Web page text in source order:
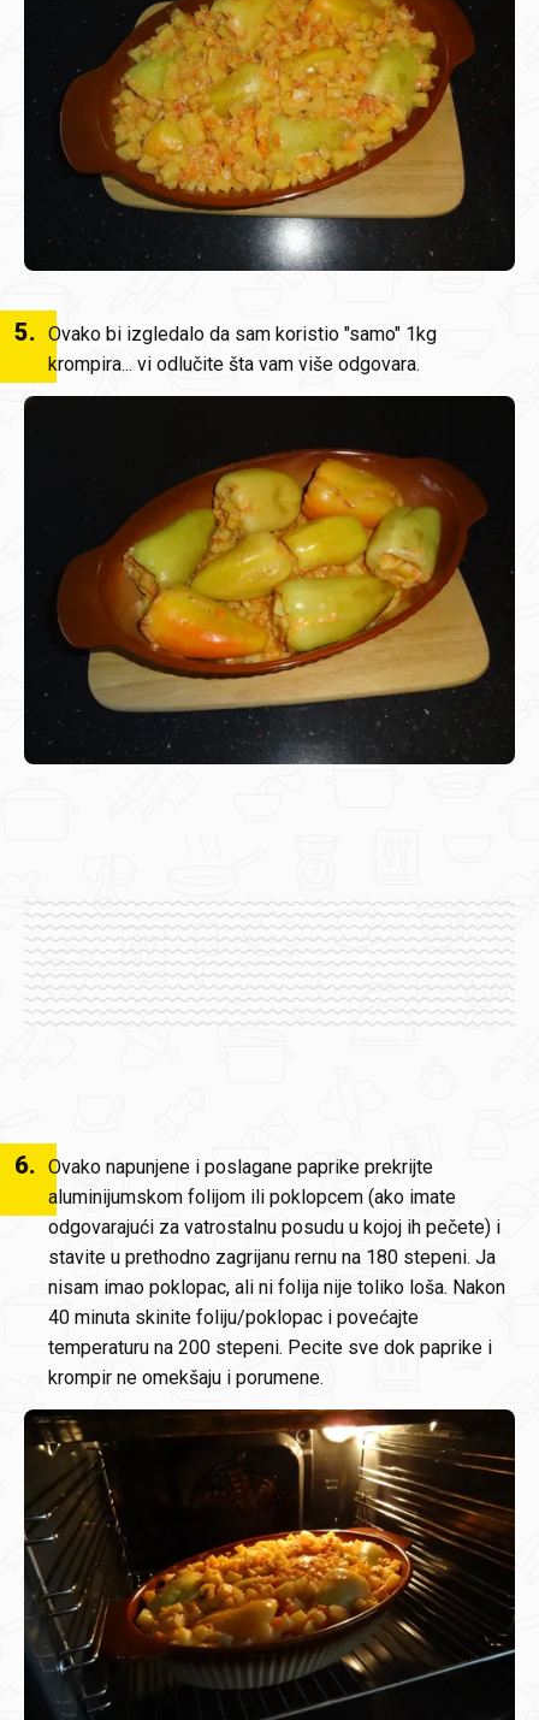
5. Ovako bi izgledalo da sam koristio "samo" 1kg
krompira... vi odlučite šta vam više odgovara.
6. Ovako napunjene i poslagane paprike prekrijte
aluminijumskom folijom ili poklopcem (ako imate
odgovarajući za vatrostalnu posudu u kojoj ih pečete) i
stavite u prethodno zagrijanu rernu na 180 stepeni. Ja
nisam imao poklopac, ali ni folija nije toliko loša. Nakon
40 minuta skinite foliju/poklopac i povećajte
temperaturu na 200 stepeni. Pecite sve dok paprike i
krompir ne omekšaju i porumene.